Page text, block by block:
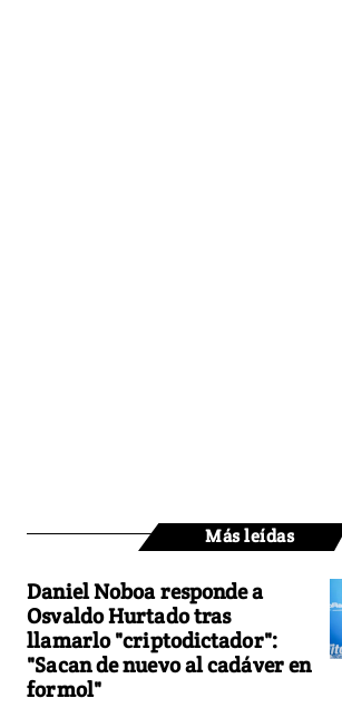
Más leídas
Daniel Noboa responde a
Osvaldo Hurtado tras
llamarlo "criptodictador":
"Sacan de nuevo al cadáver en
formol"